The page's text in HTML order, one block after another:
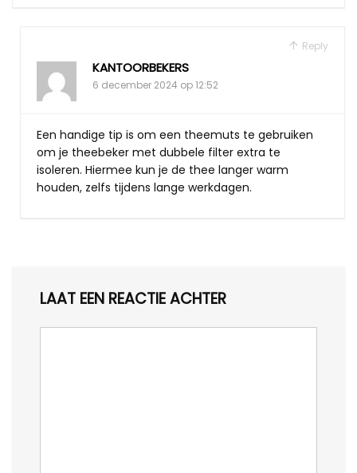
Reply
KANTOORBEKERS
6 december 2024 op 12:52
Een handige tip is om een theemuts te gebruiken
om je theebeker met dubbele filter extra te
isoleren. Hiermee kun je de thee langer warm
houden, zelfs tijdens lange werkdagen.
LAAT EEN REACTIE ACHTER